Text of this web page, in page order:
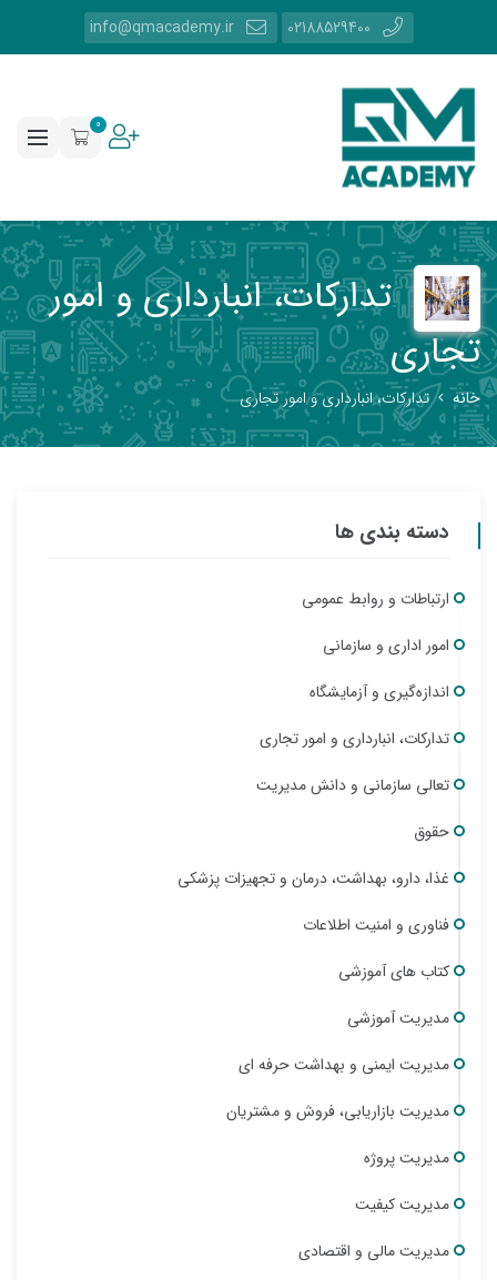
02188529400
info@qmacademy.ir
0
تدارکات، انبارداری و امور
تجاری
خانه تدارکات، انبارداری و امور تجاری
دسته بندی ها
ارتباطات و روابط عمومی
امور اداری و سازمانی
اندازه‌گیری و آزمایشگاه
تدارکات، انبارداری و امور تجاری
تعالی سازمانی و دانش مدیریت
حقوق
غذا، دارو، بهداشت، درمان و تجهیزات پزشکی
فناوری و امنیت اطلاعات
کتاب های آموزشی
مدیریت آموزشی
مدیریت ایمنی و بهداشت حرفه ای
مدیریت بازاریابی، فروش و مشتریان
مدیریت پروژه
مدیریت کیفیت
مدیریت مالی و اقتصادی